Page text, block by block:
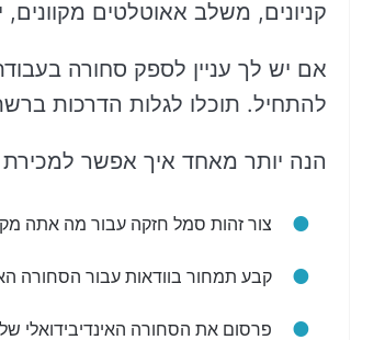
קניונים, משלב אאוטלטים מקוונים,
אם יש לך עניין לספק סחורה
להתחיל. תוכלו לגלות הדרכות
הנה יותר מאחד איך אפשר למכירת
צור זהות סמל חזקה עבור מה אתה
קבע תמחור בוודאות עבור הסחורה
פרסום את הסחורה האינדיבידואלי